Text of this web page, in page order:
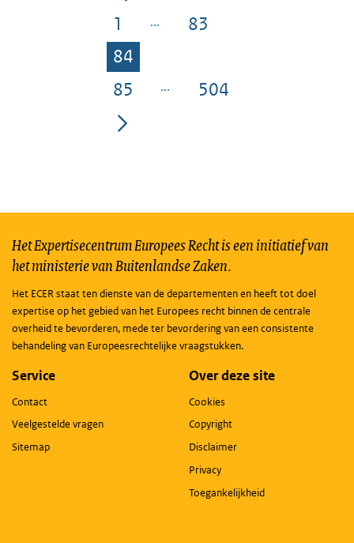
Pagina
1 Pagina
83
Pagina
84
Pagina
85 Pagina
504
Het Expertisecentrum Europees Recht is een initiatief van
het ministerie van Buitenlandse Zaken.
Het ECER staat ten dienste van de departementen en heeft tot doel
expertise op het gebied van het Europees recht binnen de centrale
overheid te bevorderen, mede ter bevordering van een consistente
behandeling van Europeesrechtelijke vraagstukken.
Service
Contact
Veelgestelde vragen
Sitemap
Over deze site
Cookies
Copyright
Disclaimer
Privacy
Toegankelijkheid